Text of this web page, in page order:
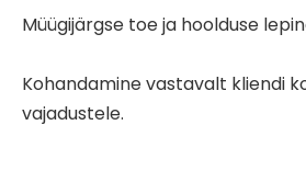
Müügijärgse toe ja hoolduse
Kohandamine vastavalt kliendi
vajadustele.